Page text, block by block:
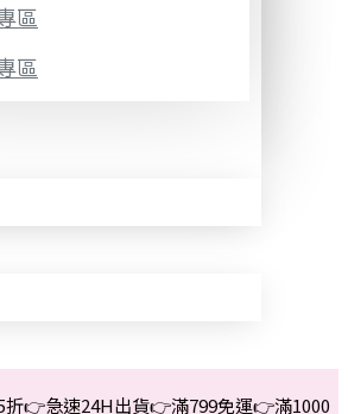
區
區
👉急速24H出貨👉滿799免運👉滿1000